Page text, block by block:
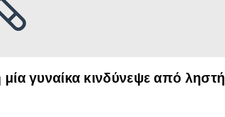
γυναίκα κινδύνεψε από ληστή